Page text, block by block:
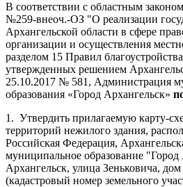
В соответствии с областным
№259-внеоч.-ОЗ "О реализации
Архангельской области в сфере
организации и осуществления
разделом 15 Правил
утвержденных решением
25.10.2017 № 581, Администрация
образования «Город Архангельск»
1. Утвердить прилагаемую карту-
территорий нежилого здания,
Российская Федерация,
муниципальное образование "Город
Архангельск, улица Зеньковича,
(кадастровый номер земельного